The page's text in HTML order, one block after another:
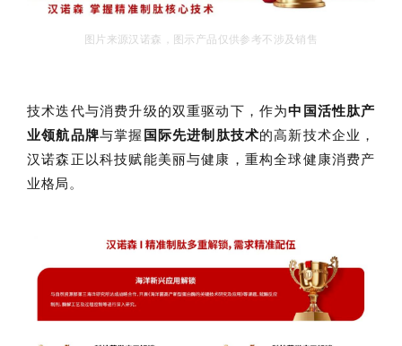
图片来源汉诺森，图示产品仅供参考不涉及销售
技术迭代与消费升级的双重驱动下，作为中国活性肽产
业领航品牌与掌握 国际先进制肽技术的高新技术企业，
汉诺森 正以科技赋能美丽与健康，重构全球健康消费产
业格局。